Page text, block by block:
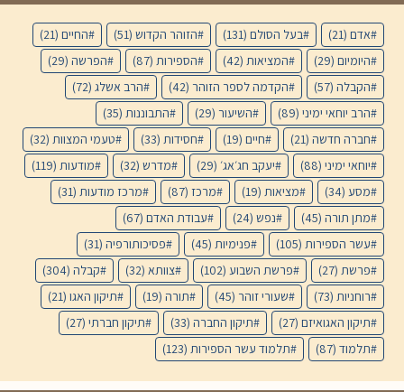
אדם (21) בעל הסולם (131) הזוהר הקדוש (51) החיים (21)
היומיום (29) המציאות (42) הספירות (87) הפרשה (29)
הקבלה (57) הקדמה לספר הזוהר (42) הרב אשלג (72)
הרב יוחאי ימיני (89) השיעור (29) התבוננות (35)
חברה חדשה (21) חיים (19) חסידות (33) טעמי המצוות (32)
יוחאי ימיני (88) יעקב חג׳אג׳ (29) מדרש (32) מודעות (119)
מסע (34) מציאות (19) מרכז (87) מרכז מודעות (31)
מתן תורה (45) נפש (24) עבודת האדם (67)
עשר הספירות (105) פנימיות (45) פסיכותורפיה (31)
פרשת (27) פרשת השבוע (102) צוותא (32) קבלה (304)
רוחניות (73) שעורי זוהר (45) תורה (19) תיקון האגו (21)
תיקון האגואיזם (27) תיקון החברה (33) תיקון חברתי (27)
תלמוד (87) תלמוד עשר הספירות (123)